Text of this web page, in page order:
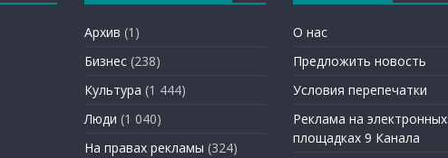
Архив (1)
Бизнес (238)
Культура (1 444)
Люди (1 040)
На правах рекламы (324)
О нас
Предложить новость
Условия перепечатки
Реклама на электронных
площадках 9 Канала